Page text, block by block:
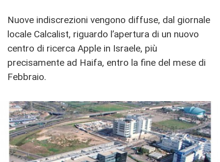
Nuove indiscrezioni vengono diffuse, dal giornale
locale Calcalist, riguardo l’apertura di un nuovo
centro di ricerca Apple in Israele, più
precisamente ad Haifa, entro la fine del mese di
Febbraio.